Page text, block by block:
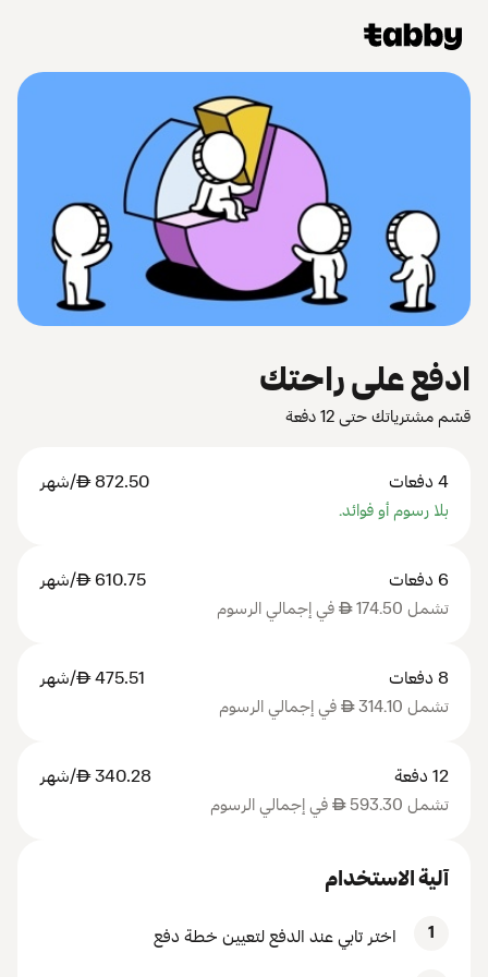
ادفع على راحتك
قسّم مشترياتك حتى 12 دفعة
4 دفعات 872.50
AED/شهر
بلا رسوم أو فوائد.
6 دفعات 610.75
AED/شهر
تشمل 174.50 AED في إجمالي الرسوم
8 دفعات 475.51
AED/شهر
تشمل 314.10 AED في إجمالي الرسوم
12 دفعة 340.28
AED/شهر
تشمل 593.30 AED في إجمالي الرسوم
آلية الاستخدام
1 اختر تابي عند الدفع لتعيين خطة دفع